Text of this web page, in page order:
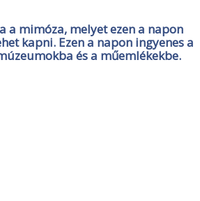
a mimóza, melyet ezen a napon
kapni. Ezen a napon ingyenes a
és a műemlékekbe.